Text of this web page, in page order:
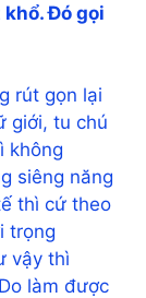
Đó gọi
rút gọn lại
giới, tu chú
không
siêng năng
thì cứ theo
trọng
vậy thì
làm được